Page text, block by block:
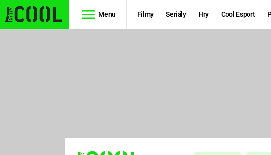
Menu Filmy Seriály Hry Cool Esport